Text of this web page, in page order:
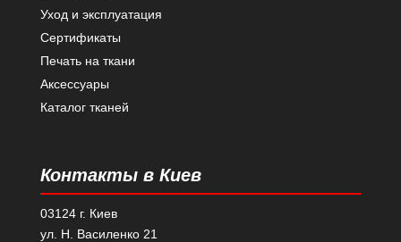
Уход и эксплуатация
Сертификаты
Печать на ткани
Аксессуары
Каталог тканей
Контакты в Киев
03124 г. Киев
ул. Н. Василенко 21